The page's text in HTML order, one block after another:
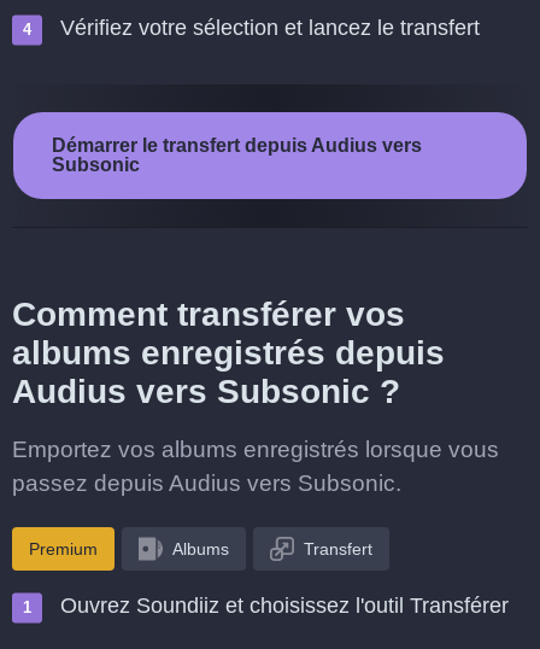
Vérifiez votre sélection et lancez le transfert
Démarrer le transfert depuis Audius vers
Subsonic
Comment transférer vos
albums enregistrés depuis
Audius vers Subsonic ?
Emportez vos albums enregistrés lorsque vous
passez depuis Audius vers Subsonic.
Premium Albums Transfert
Ouvrez Soundiiz et choisissez l'outil Transférer